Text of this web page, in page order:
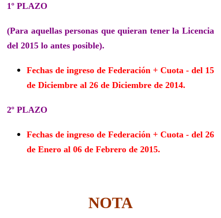
1º PLAZO
(Para aquellas personas que quieran tener la Licencia
del 2015 lo antes posible).
Fechas de ingreso de Federación + Cuota - del 15
de Diciembre al 26 de Diciembre de 2014.
2º PLAZO
Fechas de ingreso de Federación + Cuota - del 26
de Enero al 06 de Febrero de 2015.
NOTA